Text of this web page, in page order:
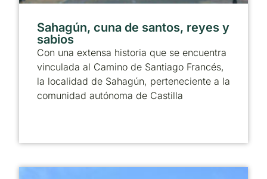
Sahagún, cuna de santos, reyes y
sabios
Con una extensa historia que se encuentra
vinculada al Camino de Santiago Francés,
la localidad de Sahagún, perteneciente a la
comunidad autónoma de Castilla